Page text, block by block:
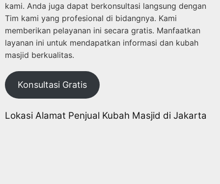
kami. Anda juga dapat berkonsultasi langsung dengan
Tim kami yang profesional di bidangnya. Kami
memberikan pelayanan ini secara gratis. Manfaatkan
layanan ini untuk mendapatkan informasi dan kubah
masjid berkualitas.
Konsultasi Gratis
Lokasi Alamat Penjual Kubah Masjid di Jakarta